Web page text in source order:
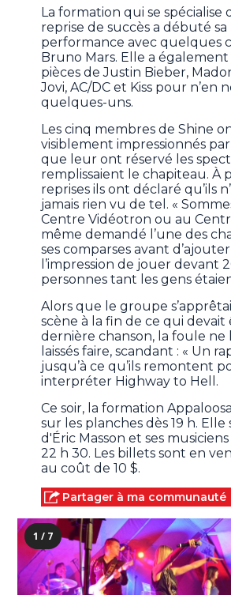
La formation qui se spécialise
reprise de succès a débuté sa
performance avec quelques
Bruno Mars. Elle a
pièces de Justin Bieber,
Jovi, AC/DC et Kiss pour n’en
quelques-uns.
Les cinq membres de Shine
visiblement impressionnés par
que leur ont réservé les
remplissaient le chapiteau. À
reprises ils ont déclaré qu’ils
jamais rien vu de tel. «
Centre Vidéotron ou au
même demandé l’une des
ses comparses avant
l’impression de jouer devant
personnes tant les gens
Alors que le groupe
scène à la fin de ce qui
dernière chanson, la foule ne
laissés faire, scandant : « Un
jusqu’à ce qu’ils remontent
interpréter Highway to Hell.
Ce soir, la formation
sur les planches dès 19 h. Elle
d'Éric Masson et ses
22 h 30. Les billets sont en
au coût de 10 $.
Partager à ma communauté
1 / 7